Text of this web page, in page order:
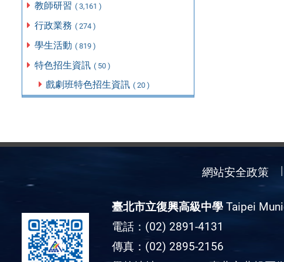
教師研習 ( 3,161 )
行政業務 ( 274 )
學生活動 ( 819 )
特色招生資訊 ( 50 )
戲劇班特色招生資訊 ( 20 )
網站安全政策
臺北市立復興高級中學Taipei
電話：(02) 2891-4131
傳真：(02) 2895-2156